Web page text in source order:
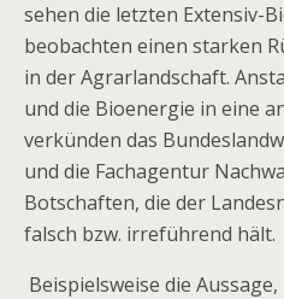
sehen die letzten Extensiv-
beobachten einen starken
in der Agrarlandschaft.
und die Bioenergie in eine
verkünden das
und die Fachagentur
Botschaften, die der
falsch bzw. irreführend hält.
Beispielsweise die